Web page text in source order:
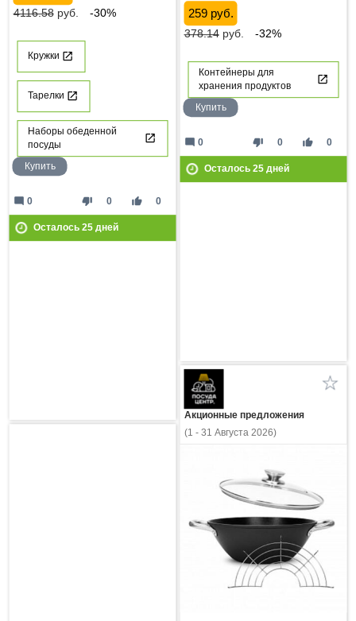
4116.58руб. -30%
Кружки
Тарелки
Наборы обеденной
посуды
Купить
thumb_down 0 thumb_up 0
mode_comment 0
Осталось 25дней
259 руб.
378.14руб. -32%
Контейнеры для
хранения продуктов
Купить
thumb_down 0 thumb_up 0
mode_comment 0
Осталось 25дней
Акционные предложения
(1 - 31 Августа 2026)